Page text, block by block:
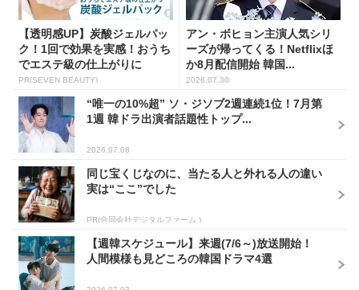
【透明感UP】炭酸ジェルパッ
ク！1回で効果を実感！おうち
でエステ級の仕上がりに
PR(SEVEN BEAUTY)
アン・ボヒョン主演人気シリ
ーズが帰ってくる！Netflixほ
か8月配信開始 韓国...
2026.07.30
“唯一の10%超” ソ・ジソブ2週連続1位！7月第
1週 韓ドラ出演者話題性トップ...
2026.07.08
同じ宝くじなのに、当たる人と外れる人の違い
実は“ここ”でした
PR(合同会社デジタルファーム )
【週韓スケジュール】来週(7/6～)放送開始！
人間模様も見どころの韓国ドラマ4選